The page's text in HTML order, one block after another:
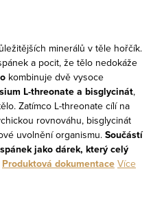
minerálů v těle hořčík.
a pocit, že tělo nedokáže
kombinuje dvě vysoce
L-threonate a bisglycinát,
Zatímco L-threonate cílí na
rovnováhu, bisglycinát
uvolnění organismu. Součástí
jako dárek, který celý
Produktová dokumentace Více